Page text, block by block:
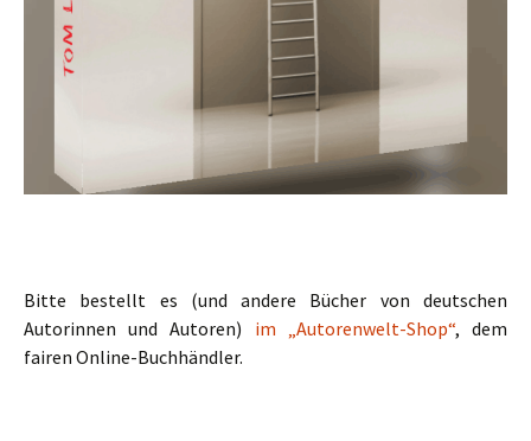
Bitte bestellt es (und andere Bücher von deutschen
Autorinnen und Autoren) im „Autorenwelt-Shop“, dem
fairen Online-Buchhändler.